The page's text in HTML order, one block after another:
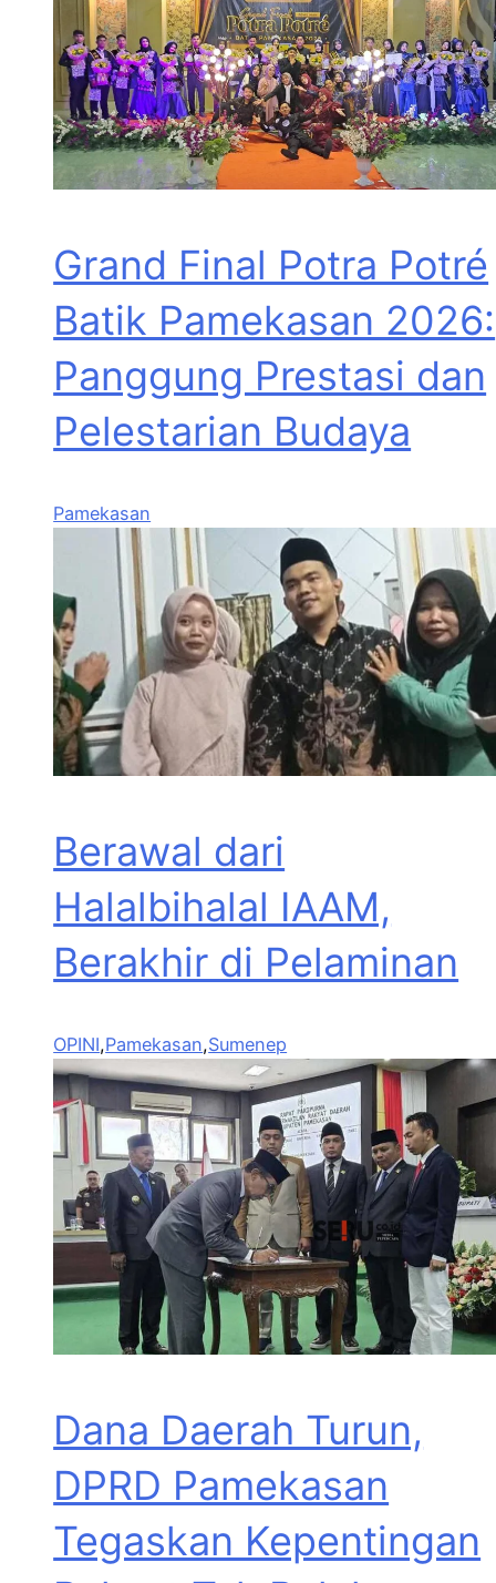
Grand Final Potra Potré
Batik Pamekasan 2026:
Panggung Prestasi dan
Pelestarian Budaya
Pamekasan
Berawal dari
Halalbihalal IAAM,
Berakhir di Pelaminan
OPINI,Pamekasan,Sumenep
Dana Daerah Turun,
DPRD Pamekasan
Tegaskan Kepentingan